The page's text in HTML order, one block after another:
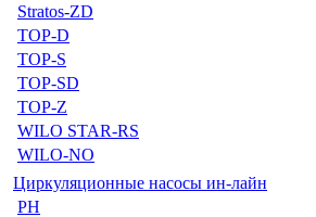
Stratos-ZD
TOP-D
TOP-S
TOP-SD
TOP-Z
WILO STAR-RS
WILO-NO
Циркуляционные насосы ин-лайн
PH